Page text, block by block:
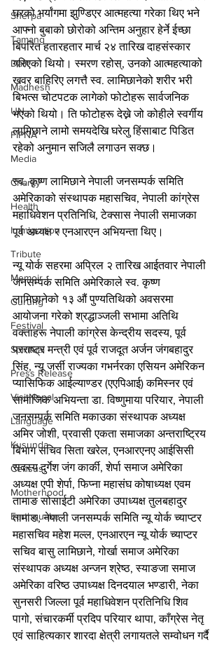
Sherpa
Tamang
Dalit
Madhesh
UN
FIPNA
Media
Charity
Health
Immigration
Tribute
Memoir
Gurung
Festival
Spiritual
Press Release
VisitNepal
Language
Kusunda
Census
Motherhood
Earthquake
घरको भर्यांगमा झुण्डिएर आत्महत्या गरेका थिए भने
आफ्नो बुबाको छोरोको अन्तिम अनुहार हेर्ने ईच्छा
बिपरित हतारहतार मार्च २४ तारिख दाहसंस्कार
गरिएको थियो। स्मरण रहोस्, उनको आत्महत्याको
खवर बाहिरिए लगत्तै स्व. लामिछानेको शरीर भरी
बिभत्स चोटपटक लागेको फोटोहरू सार्वजनिक
भएको थियो। ति फोटोहरू देख्ने जो कोहीले स्वर्गीय
लामिछाने लामो समयदेखि घरेलु हिंसाबाट पिडित
रहेको अनुमान सजिलै लगाउन सक्छ।
स्व. कृष्ण लामिछाने नेपाली जनसम्पर्क समिति
अमेरिकाको संस्थापक महासचिव, नेपाली कांग्रेस
महाधिवेशन प्रतिनिधि, टेक्सास नेपाली समाजका
पूर्व अध्यक्ष र एनआरएन अभियन्ता थिए।
न्यू योर्क सहरमा अप्रिल २ तारिख आईतवार नेपाली
जनसम्पर्क समिति अमेरिकाले स्व. कृष्ण
लामिछानेको १३ औं पुण्यतिथिको अवसरमा
आयोजना गरेको श्रद्धाञ्जली सभामा अतिथि
वक्ताहरू नेपाली कांग्रेस केन्द्रीय सदस्य, पूर्व
परराष्ट्र मन्त्री एवं पूर्व राजदूत अर्जन जंगबहादुर
सिंह, न्यू जर्सी राज्यका गभर्नरका एसियन अमेरिकन
प्यासिफिक आईल्याण्डर (एएपिआई) कमिस्नर एवं
सामाजिक अभियन्ता डा. विष्णुमाया परियार, नेपाली
जनसम्पर्क समिति मकाउका संस्थापक अध्यक्ष
अमिर जोशी, प्रवासी एकता समाजका अन्तराष्ट्रिय
बिभाग सचिव सिता खरेल, एनआरएनए आईसिसी
सदस्य दुर्गेश जंग कार्की, शेर्पा समाज अमेरिका
अध्यक्ष एपी शेर्पा, फिप्ना महासंघ कोषाध्यक्ष एवम
तामाङ सोसाईटी अमेरिका उपाध्यक्ष तुलबहादुर
तामाङ, नेपाली जनसम्पर्क समिति न्यू योर्क च्याप्टर
महासचिव महेश मल्ल, एनआरएन न्यू योर्क च्याप्टर
सचिव बासु लामिछाने, गोर्खा समाज अमेरिका
संस्थापक अध्यक्ष अन्जन श्रेष्ठ, स्याङजा समाज
अमेरिका वरिष्ठ उपाध्यक्ष दिनदयाल भण्डारी, नेका
सुनसरी जिल्ला पूर्व महाधिवेशन प्रतिनिधि शिव
पागो, संचारकर्मी प्रदिप परियार थापा, काँग्रेस नेतृ
एवं साहित्यकार शारदा क्षेत्री लगायतले सम्वोधन गर्दै